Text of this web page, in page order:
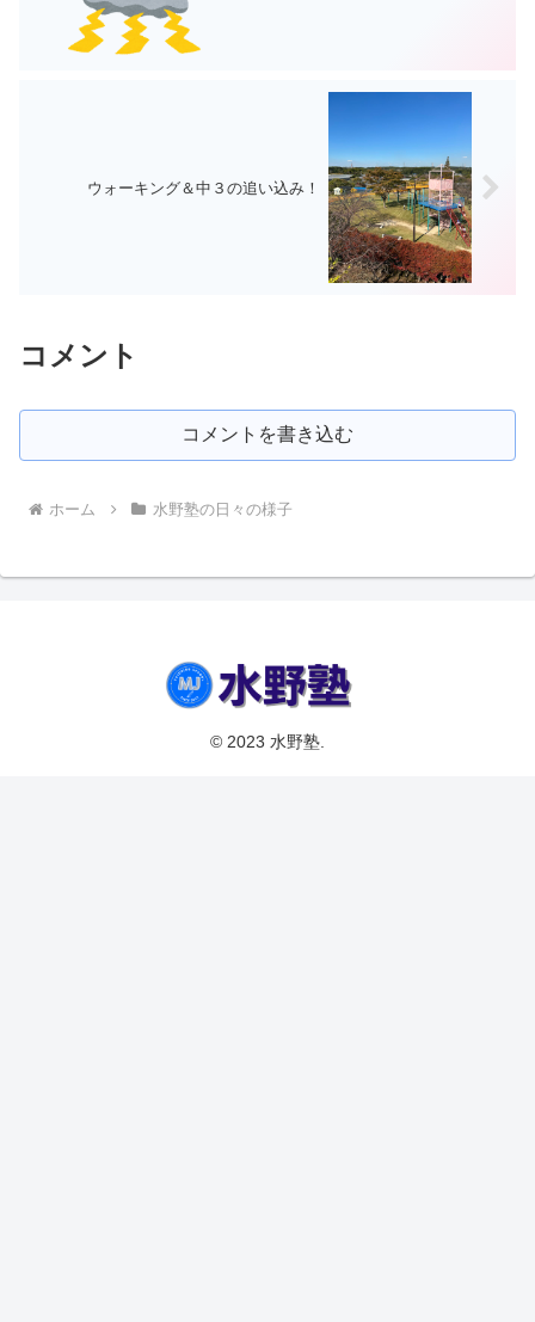
ウォーキング＆中３の追い込み！
コメント
コメントを書き込む
ホーム 水野塾の日々の様子
© 2023 水野塾.